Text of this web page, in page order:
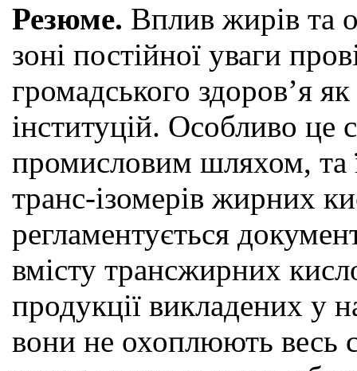
Резюме. Вплив жирів та
зоні постійної уваги
громадського здоров’я
інституцій. Особливо це
промисловим шляхом, та
транс-ізомерів жирних
регламентується
вмісту трансжирних
продукції викладених у
вони не охоплюють весь